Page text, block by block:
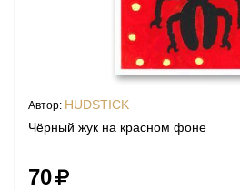
Автор: HUDSTICK
Чёрный жук на красном фоне
70